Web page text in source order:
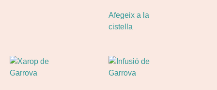
Afegeix a la
cistella